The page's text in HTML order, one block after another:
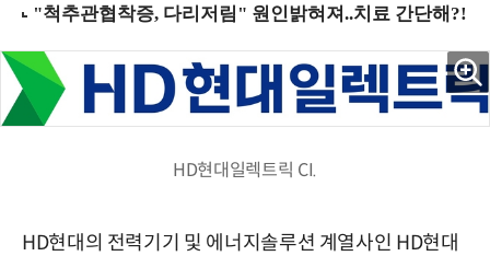
HD현대일렉트릭 CI.
HD현대의 전력기기 및 에너지솔루션 계열사인 HD현대